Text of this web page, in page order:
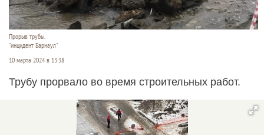
Прорыв трубы.
"инцидент Барнаул"
10 марта 2024 в 13:38
Трубу прорвало во время строительных работ.